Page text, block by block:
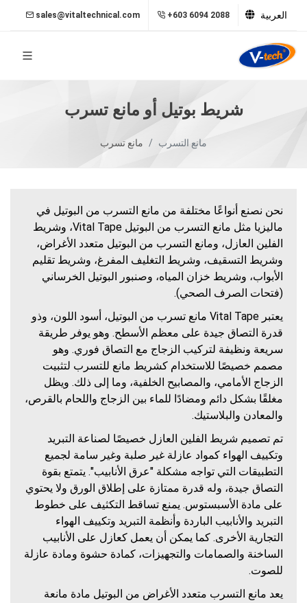
sales@vitaltechnical.com +603 6094 2088 العربية
شريط بوتيل أو مانع تسرب
مانع تسرب مانع التسرب
نحن نصنع أنواعًا مختلفة من مانع التسرب من البوتيل في
ماليزيا مثل مانع التسرب من البوتيل Vital Tape، وشريط
الفلين العازل، ومانع التسرب من البوتيل متعدد الأغراض،
وشريط التسقيف، وشريط التغليف المفرغ، وشريط تقليم
الأبواب، وشريط خزان المياه، وصنبور البوتيل الخرساني
(فتحات الصرف الصحي).
يعتبر Vital Tape مانع تسرب من البوتيل، أسود اللون، وذو
قدرة التصاق جيدة على معظم الأسطح. وهو يوفر طريقة
سريعة ونظيفة لتركيب الزجاج مع التصاق فوري. وهو
مصمم خصيصًا للاستخدام كشريط مانع للتسرب لتثبيت
الزجاج الأمامي، والمصابيح الخلفية، وما إلى ذلك. ويظل
مغلقًا بشكل دائم ومضادًا للماء بين الزجاج واللحام بالقرص،
والمعادن والبلاستيك.
تم تصميم شريط الفلين العازل خصيصًا لصناعة التبريد
وتكييف الهواء كمواد عازلة غير صلبة وغير سامة لجميع
التطبيقات التي تواجه مشكلة "عرق الأنابيب". يتمتع بقوة
التصاق جيدة، وله قدرة ممتازة على إطلاق الورق ولا يحتوي
على مادة الأسبستوس. يمنع تساقط التكثيف على خطوط
التبريد والأنابيب الباردة وأنظمة التبريد وتكييف الهواء
التجارية الأخرى. كما يمكن أن يعمل كعازل على الأنابيب
الساخنة والصمامات والتجهيزات، كمادة حشوة ومادة عازلة
للصوت.
يعد مانع التسرب متعدد الأغراض من البوتيل مادة مانعة